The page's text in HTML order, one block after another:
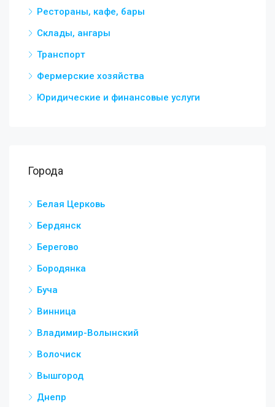
Рестораны, кафе, бары
Склады, ангары
Транспорт
Фермерские хозяйства
Юридические и финансовые услуги
Города
Белая Церковь
Бердянск
Берегово
Бородянка
Буча
Винница
Владимир-Волынский
Волочиск
Вышгород
Днепр